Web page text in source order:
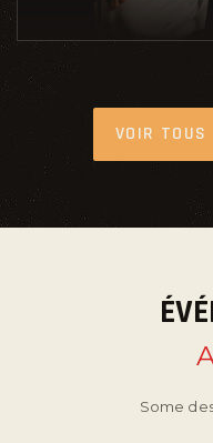
VOIR
Some